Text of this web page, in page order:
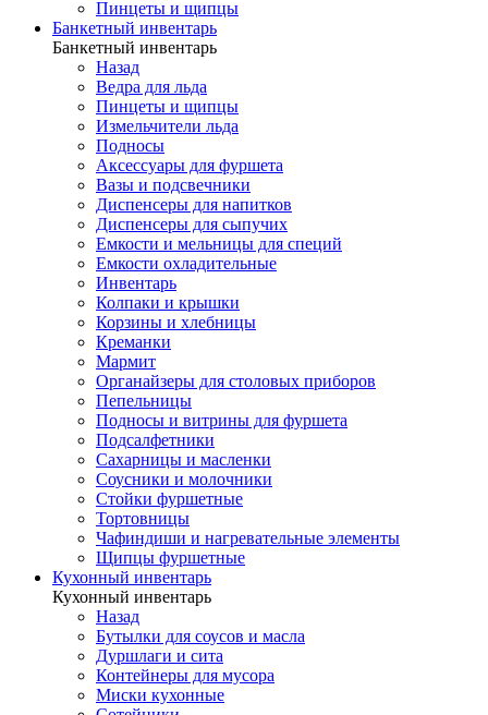
Пинцеты и щипцы
Банкетный инвентарь
Банкетный инвентарь
Назад
Ведра для льда
Пинцеты и щипцы
Измельчители льда
Подносы
Аксессуары для фуршета
Вазы и подсвечники
Диспенсеры для напитков
Диспенсеры для сыпучих
Емкости и мельницы для специй
Емкости охладительные
Инвентарь
Колпаки и крышки
Корзины и хлебницы
Креманки
Мармит
Органайзеры для столовых приборов
Пепельницы
Подносы и витрины для фуршета
Подсалфетники
Сахарницы и масленки
Соусники и молочники
Стойки фуршетные
Тортовницы
Чафиндиши и нагревательные элементы
Щипцы фуршетные
Кухонный инвентарь
Кухонный инвентарь
Назад
Бутылки для соусов и масла
Дуршлаги и сита
Контейнеры для мусора
Миски кухонные